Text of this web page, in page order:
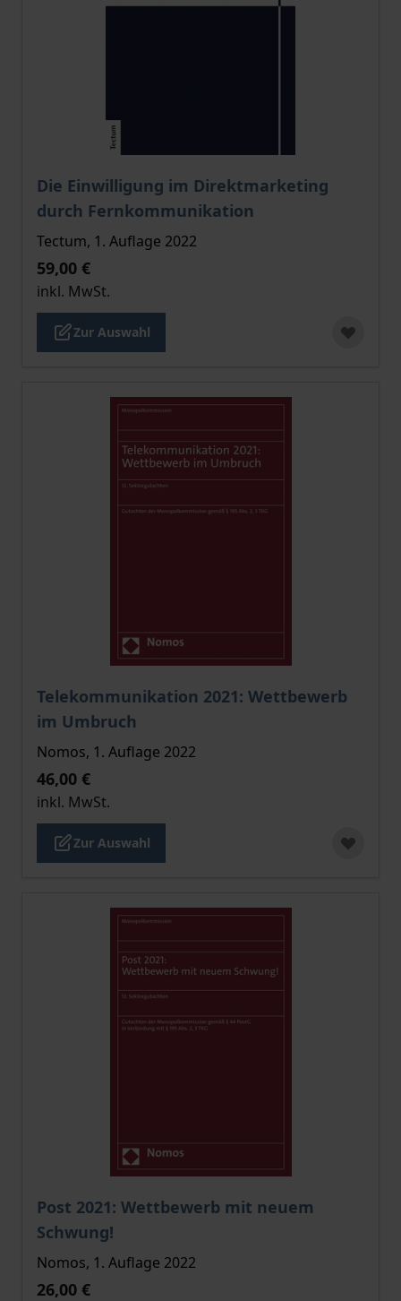
Die Einwilligung im Direktmarketing
durch Fernkommunikation
Der Preis dieses Titels richtet sich nach der
Tectum, 1. Auflage 2022
59,00 €
inkl. MwSt.
Zur Auswahl
Telekommunikation 2021: Wettbewerb
im Umbruch
Der Preis dieses Titels richtet sich nach der
Nomos, 1. Auflage 2022
46,00 €
inkl. MwSt.
Zur Auswahl
Post 2021: Wettbewerb mit neuem
Schwung!
Der Preis dieses Titels richtet sich nach der
Nomos, 1. Auflage 2022
26,00 €